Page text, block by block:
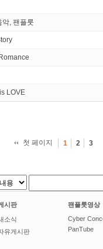
악, 팬플룻
LOVE
첫 페이지 1 2 3
시판
소식
유게시판
팬플룻영상
Cyber
PanTube